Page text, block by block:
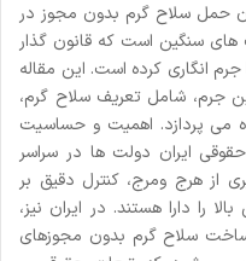
حمل سلاح گرم بدون مجوز در
های سنگین است که قانون گذار
انگاری کرده است. این مقاله
جرم، شامل تعریف سلاح گرم،
می پردازد. اهمیت و حساسیت
ایران دولت ها در سراسر
از هرج ومرج، کنترل دقیق بر
را دارا هستند. در ایران نیز،
سلاح گرم بدون مجوزهای